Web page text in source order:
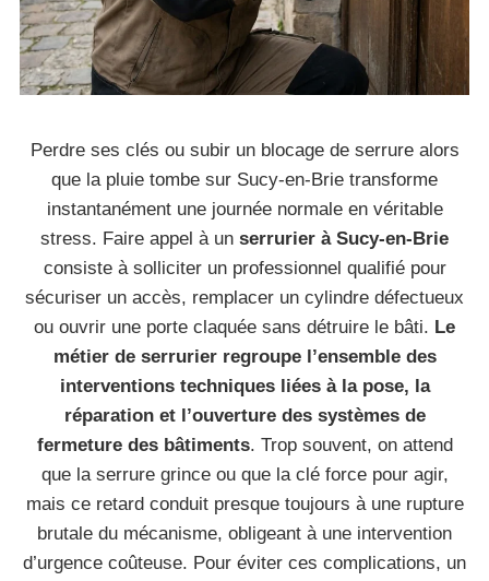
Perdre ses clés ou subir un blocage de serrure alors
que la pluie tombe sur Sucy-en-Brie transforme
instantanément une journée normale en véritable
stress. Faire appel à un serrurier à Sucy-en-Brie
consiste à solliciter un professionnel qualifié pour
sécuriser un accès, remplacer un cylindre défectueux
ou ouvrir une porte claquée sans détruire le bâti. Le
métier de serrurier regroupe l’ensemble des
interventions techniques liées à la pose, la
réparation et l’ouverture des systèmes de
fermeture des bâtiments. Trop souvent, on attend
que la serrure grince ou que la clé force pour agir,
mais ce retard conduit presque toujours à une rupture
brutale du mécanisme, obligeant à une intervention
d’urgence coûteuse. Pour éviter ces complications, un